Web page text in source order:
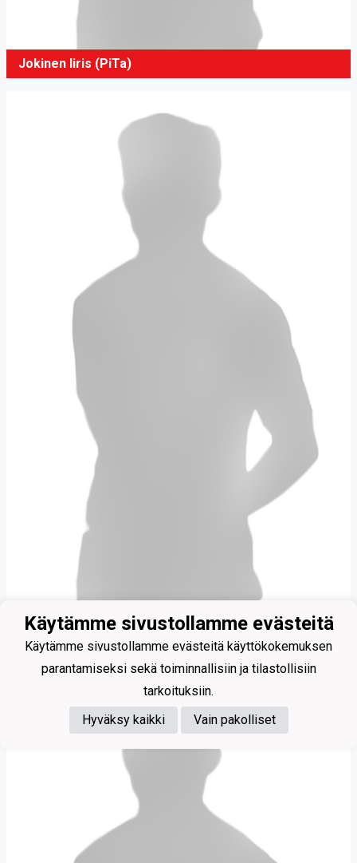
Jokinen Iiris (PiTa)
Kanniainen Madeleine (PiTa)
Käytämme sivustollamme evästeitä
Käytämme sivustollamme evästeitä käyttökokemuksen
parantamiseksi sekä toiminnallisiin ja tilastollisiin
tarkoituksiin.
Hyväksy kaikki
Vain pakolliset